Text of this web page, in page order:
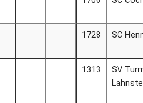
1728 SC
1313
SV